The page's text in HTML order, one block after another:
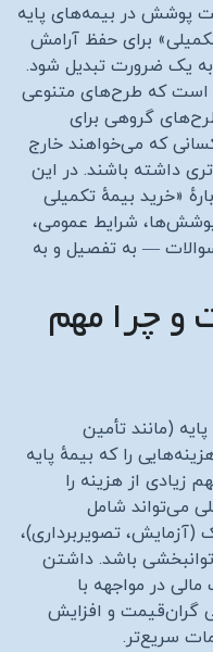
پوشش در بیمه‌های پایه
برای حفظ آرامش
به یک ضرورت تبدیل شود.
است که طرح‌های متنوعی
گروهی برای
که می‌خواهند خارج
داشته باشند. در این
«خرید بیمهٔ تکمیلی
شرایط عمومی،
— به تفصیل و به
و چرا مهم
(مانند تأمین
را که بیمهٔ پایه
زیادی از هزینه را
می‌تواند شامل
(آزمایش، تصویربرداری)،
توانبخشی باشد. داشتن
در مواجهه با
گران‌قیمت و افزایش
سریع‌تر.